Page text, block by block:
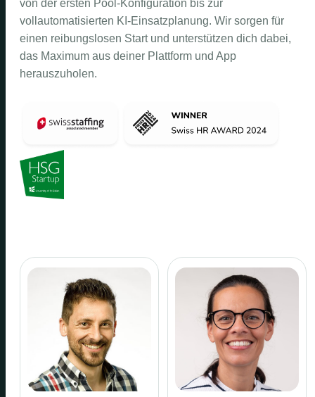
von der ersten Pool-Konfiguration bis zur
vollautomatisierten KI-Einsatzplanung. Wir sorgen für
einen reibungslosen Start und unterstützen dich dabei,
das Maximum aus deiner Plattform und App
herauszuholen.